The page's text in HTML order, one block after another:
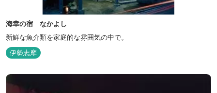
海幸の宿 なかよし
新鮮な魚介類を家庭的な雰囲気の中で。
伊勢志摩